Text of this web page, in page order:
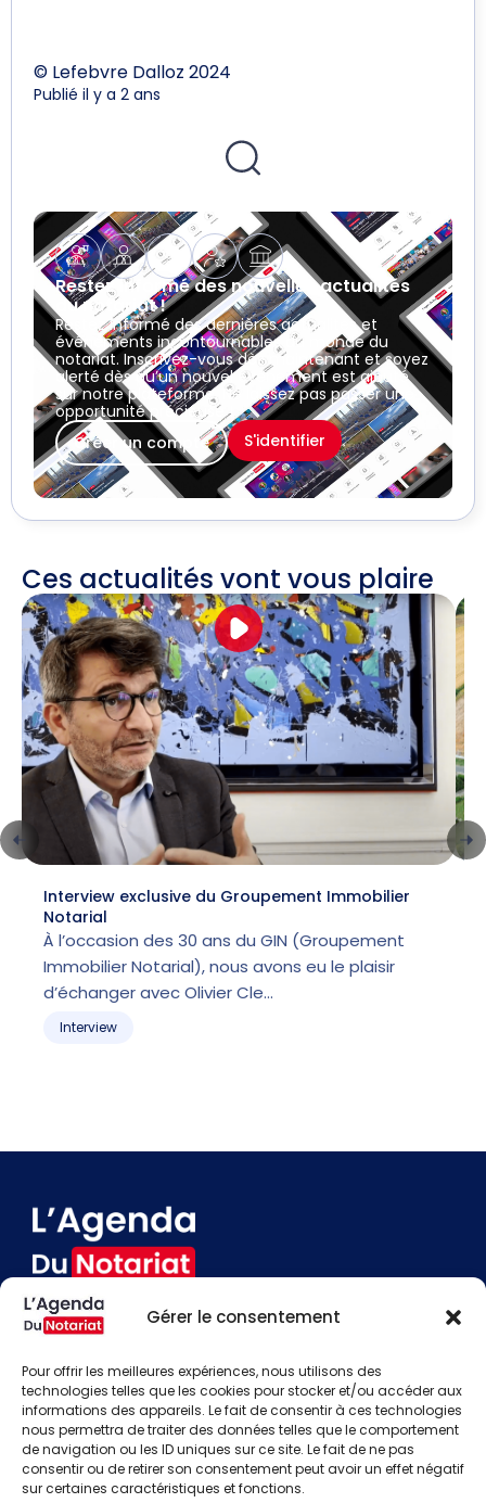
Gérer le consentement
Pour offrir les meilleures expériences, nous utilisons des
technologies telles que les cookies pour stocker et/ou accéder aux
informations des appareils. Le fait de consentir à ces technologies
nous permettra de traiter des données telles que le comportement
de navigation ou les ID uniques sur ce site. Le fait de ne pas
consentir ou de retirer son consentement peut avoir un effet négatif
sur certaines caractéristiques et fonctions.
© Lefebvre Dalloz 2024
Publié il y a 2 ans
Restez informé des nouvelles actualités
du notariat !
Restez informé des dernières actualités et
événements incontournables du monde du
notariat. Inscrivez-vous dès maintenant et soyez
alerté dès qu’un nouvel événement est ajouté
sur notre plateforme. Ne laissez pas passer une
opportunité précieuse !
Créer un compte
S'identifier
Ces actualités vont vous plaire
Interview exclusive du Groupement Immobilier
Notarial
À l’occasion des 30 ans du GIN (Groupement
Immobilier Notarial), nous avons eu le plaisir
d’échanger avec Olivier Cle…
Interview
Contact
Besoin d'aide
Actualités
Évènements
Offres d'emploi
Candidats